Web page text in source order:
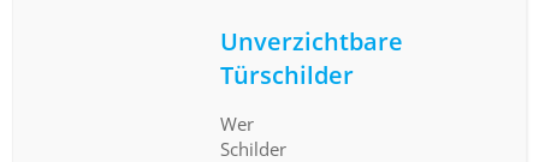
Unverzichtbare
Türschilder
Wer
Schilder